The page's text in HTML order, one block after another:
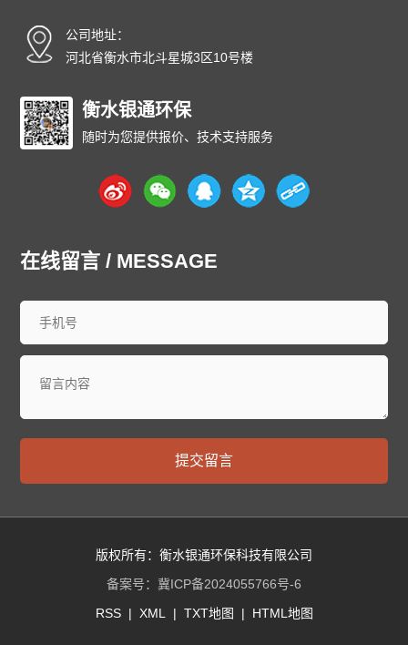
公司地址：
河北省衡水市北斗星城3区10号楼
衡水银通环保
随时为您提供报价、技术支持服务
在线留言 / MESSAGE
提交留言
版权所有：衡水银通环保科技有限公司
备案号： 冀ICP备2024055766号-6
RSS| XML | TXT地图 | HTML地图